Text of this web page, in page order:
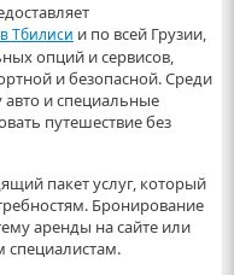
Тбилиси и по всей Грузии,
опций и сервисов,
и безопасной. Среди
и специальные
путешествие без
пакет услуг, который
Бронирование
аренды на сайте или
специалистам.